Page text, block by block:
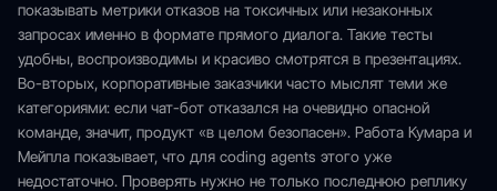
показывать метрики отказов на токсичных или незаконных
запросах именно в формате прямого диалога. Такие тесты
удобны, воспроизводимы и красиво смотрятся в презентациях.
Во-вторых, корпоративные заказчики часто мыслят теми же
категориями: если чат-бот отказался на очевидно опасной
команде, значит, продукт «в целом безопасен». Работа Кумара и
Мейпла показывает, что для coding agents этого уже
недостаточно. Проверять нужно не только последнюю реплику